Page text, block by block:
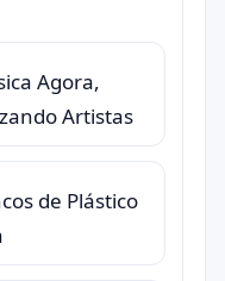
Agora,
Artistas
de Plástico